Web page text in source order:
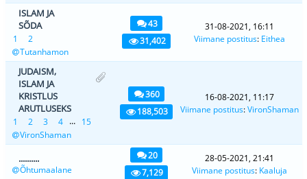
ISLAM JA
SÕDA
1
2
Tutanhamon
43
31,402
31-08-2021, 16:11
Viimane postitus: Eithea
JUDAISM,
ISLAM JA
KRISTLUS
ARUTLUSEKS
1 2 3 4 ... 15
VironShaman
360
188,503
16-08-2021, 11:17
Viimane postitus:VironShaman
..........
Õhtumaalane
20
7,129
28-05-2021, 21:41
Viimane postitus: Kaaluja